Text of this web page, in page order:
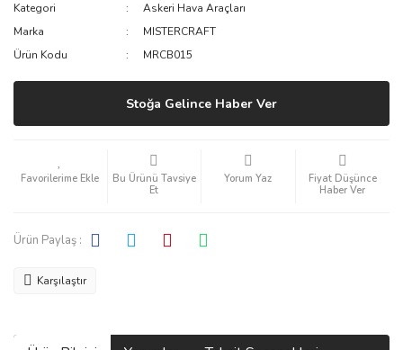
Kategori
Askeri Hava Araçları
Marka
MISTERCRAFT
Ürün Kodu
MRCB015
Stoğa Gelince Haber Ver
Bu Ürünü Tavsiye
Et
Yorum Yaz
Fiyat Düşünce
Haber Ver
Ürün Paylaş :
Karşılaştır